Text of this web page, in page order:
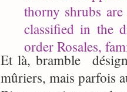
thorny shrubs
classified in the
order Rosales,
Et là, bramble
mûriers, mais parfois